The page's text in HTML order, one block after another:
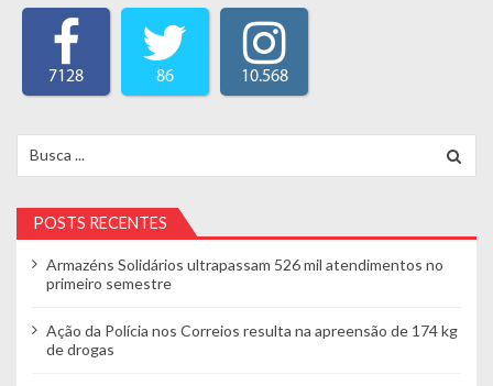
7128 86 10.568
POSTS RECENTES
Armazéns Solidários ultrapassam 526 mil atendimentos no
primeiro semestre
Ação da Polícia nos Correios resulta na apreensão de 174 kg
de drogas